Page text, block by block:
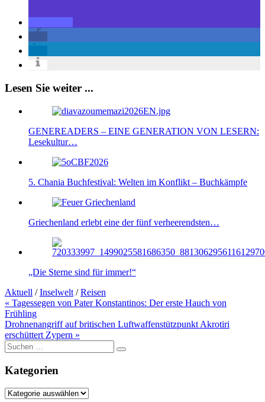
Lesen Sie weiter ...
GENEREADERS – EINE GENERATION VON LESERN:
Lesekultur…
5. Chania Buchfestival: Welten im Konflikt – Buchkämpfe
Griechenland erlebt eine der fünf verheerendsten…
„Die Sterne sind für immer!“
Aktuell /Inselwelt /Reisen
Beitragsnavigation
« Tagessegen von Pater Konstantinos: Der erste Hauch von
Frühling
Drohnenangriff auf britischen Luftwaffenstützpunkt Akrotiri
erschüttert Zypern »
Suche
nach:
Kategorien
Kategorien